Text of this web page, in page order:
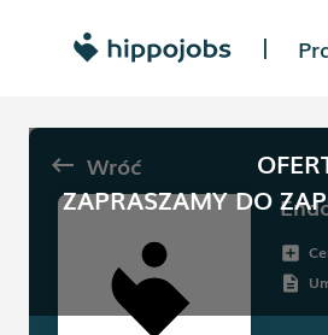
|
ZAPRASZAMY DO
keyboard_backspace Wróć
add_box
description